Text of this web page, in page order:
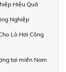
Hiệu Quả
Nghiệp
Lò Hơi Công
tại miền Nam